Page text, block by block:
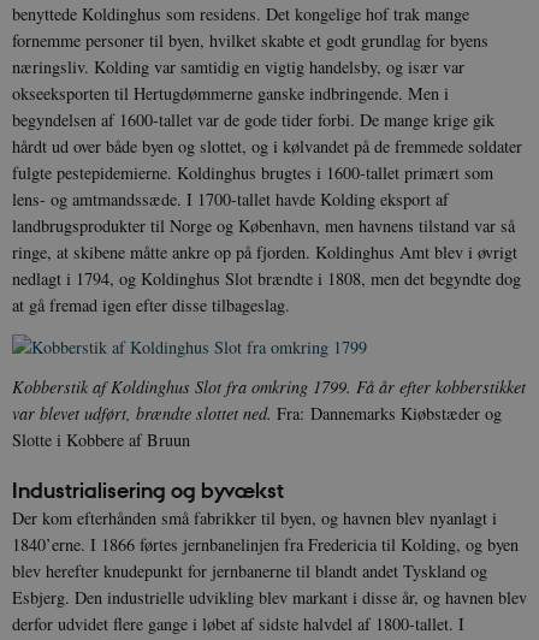
benyttede Koldinghus som residens. Det kongelige hof trak mange
fornemme personer til byen, hvilket skabte et godt grundlag for byens
næringsliv. Kolding var samtidig en vigtig handelsby, og især var
okseeksporten til Hertugdømmerne ganske indbringende. Men i
begyndelsen af 1600-tallet var de gode tider forbi. De mange krige gik
hårdt ud over både byen og slottet, og i kølvandet på de fremmede soldater
fulgte pestepidemierne. Koldinghus brugtes i 1600-tallet primært som
lens- og amtmandssæde. I 1700-tallet havde Kolding eksport af
landbrugsprodukter til Norge og København, men havnens tilstand var så
ringe, at skibene måtte ankre op på fjorden. Koldinghus Amt blev i øvrigt
nedlagt i 1794, og Koldinghus Slot brændte i 1808, men det begyndte dog
at gå fremad igen efter disse tilbageslag.
Kobberstik af Koldinghus Slot fra omkring 1799. Få år efter kobberstikket
var blevet udført, brændte slottet ned. Fra: Dannemarks Kiøbstæder og
Slotte i Kobbere af Bruun
Industrialisering og byvækst
Der kom efterhånden små fabrikker til byen, og havnen blev nyanlagt i
1840’erne. I 1866 førtes jernbanelinjen fra Fredericia til Kolding, og byen
blev herefter knudepunkt for jernbanerne til blandt andet Tyskland og
Esbjerg. Den industrielle udvikling blev markant i disse år, og havnen blev
derfor udvidet flere gange i løbet af sidste halvdel af 1800-tallet. I